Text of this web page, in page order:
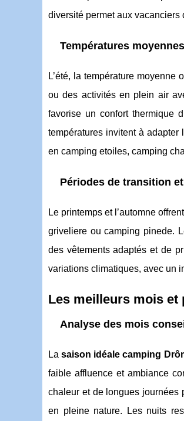
diversité permet aux
Températures
L’été, la température
ou des activités en plein air
favorise un confort thermique
températures invitent à adapter
en camping etoiles, camping
Périodes de transition
Le printemps et l’automne
griveliere ou camping pinede.
des vêtements adaptés et de
variations climatiques, avec un
Les meilleurs mois et
Analyse des mois
Lasaison idéale camping
faible affluence et ambiance
chaleur et de longues journées
en pleine nature. Les nuits